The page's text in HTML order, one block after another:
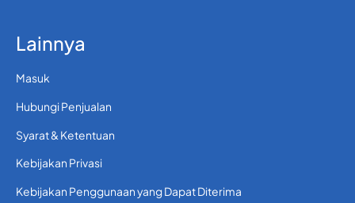
Lainnya
Masuk
Hubungi Penjualan
Syarat & Ketentuan
Kebijakan Privasi
Kebijakan Penggunaan yang Dapat Diterima